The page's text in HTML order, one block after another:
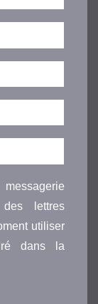
lettres
utiliser
dans la